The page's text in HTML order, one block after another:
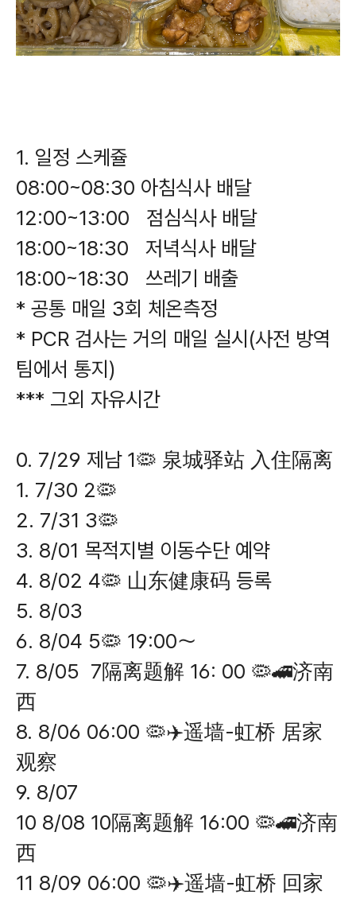
1. 일정 스케쥴
08:00~08:30 아침식사 배달
12:00~13:00 점심식사 배달
18:00~18:30 저녁식사 배달
18:00~18:30 쓰레기 배출
* 공통 매일 3회 체온측정
* PCR 검사는 거의 매일 실시(사전 방역
팀에서 통지)
*** 그외 자유시간
0. 7/29 제남 1🦠 泉城驿站 入住隔离
1. 7/30 2🦠
2. 7/31 3🦠
3. 8/01 목적지별 이동수단 예약
4. 8/02 4🦠 山东健康码 등록
5. 8/03
6. 8/04 5🦠 19:00～
7. 8/05 7隔离题解 16: 00 🦠🚄济南
西
8. 8/06 06:00 🦠✈️遥墙-虹桥 居家
观察
9. 8/07
10 8/08 10隔离题解 16:00 🦠🚄济南
西
11 8/09 06:00 🦠✈️遥墙-虹桥 回家